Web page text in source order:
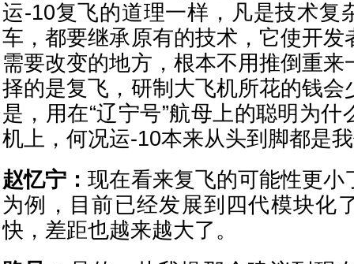
运-10复飞的道理一样，凡是技术复
车，都要继承原有的技术，它使开发
需要改变的地方，根本不用推倒重来
择的是复飞，研制大飞机所花的钱会
是，用在“辽宁号”航母上的聪明为
机上，何况运-10本来从头到脚都是
赵忆宁：现在看来复飞的可能性更小
为例，目前已经发展到四代模块化
快，差距也越来越大了。